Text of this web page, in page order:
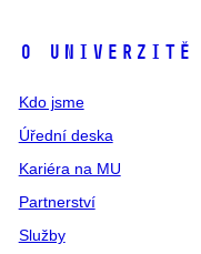
O univerzitě
Kdo jsme
Úřední deska
Kariéra na MU
Partnerství
Služby